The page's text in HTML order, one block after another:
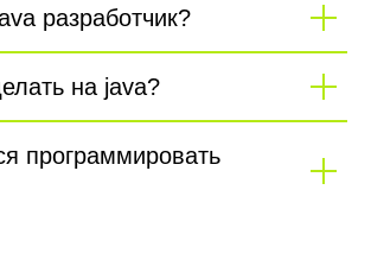
разработчик?
на java?
программировать